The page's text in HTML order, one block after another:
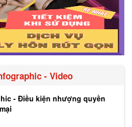
- Video
- Điều kiện nhượng quyền